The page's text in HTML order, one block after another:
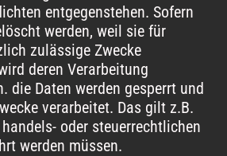
entgegenstehen. Sofern
werden, weil sie für
zulässige Zwecke
deren Verarbeitung
die Daten werden gesperrt und
verarbeitet. Das gilt z.B.
oder steuerrechtlichen
werden müssen.